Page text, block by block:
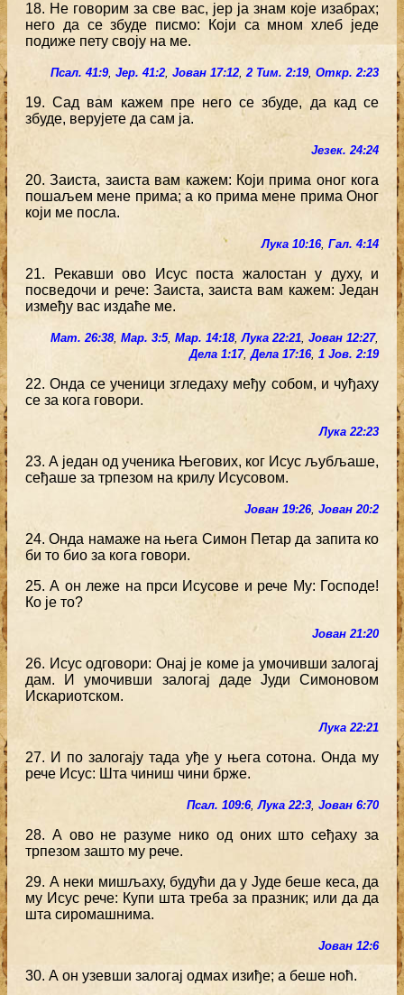
18. Не говорим за све вас, јер ја знам које изабрах;
него да се збуде писмо: Који са мном хлеб једе
подиже пету своју на ме.
Псал. 41:9, Јер. 41:2, Јован 17:12,2 Тим. 2:19, Откр. 2:23
19. Сад вам кажем пре него се збуде, да кад се
збуде, верујете да сам ја.
Језек. 24:24
20. Заиста, заиста вам кажем: Који прима оног кога
пошаљем мене прима; а ко прима мене прима Оног
који ме посла.
Лука 10:16, Гал. 4:14
21. Рекавши ово Исус поста жалостан у духу, и
посведочи и рече: Заиста, заиста вам кажем: Један
између вас издаће ме.
Мат. 26:38, Мар. 3:5, Мар. 14:18,Лука 22:21, Јован 12:27,
Дела 1:17,Дела 17:16, 1 Јов. 2:19
22. Онда се ученици згледаху међу собом, и чуђаху
се за кога говори.
Лука 22:23
23. А један од ученика Његових, ког Исус љубљаше,
сеђаше за трпезом на крилу Исусовом.
Јован 19:26, Јован 20:2
24. Онда намаже на њега Симон Петар да запита ко
би то био за кога говори.
25. А он леже на прси Исусове и рече Му: Господе!
Ко је то?
Јован 21:20
26. Исус одговори: Онај је коме ја умочивши залогај
дам. И умочивши залогај даде Јуди Симоновом
Искариотском.
Лука 22:21
27. И по залогају тада уђе у њега сотона. Онда му
рече Исус: Шта чиниш чини брже.
Псал. 109:6,Лука 22:3, Јован 6:70
28. А ово не разуме нико од оних што сеђаху за
трпезом зашто му рече.
29. А неки мишљаху, будући да у Јуде беше кеса, да
му Исус рече: Купи шта треба за празник; или да да
шта сиромашнима.
Јован 12:6
30. А он узевши залогај одмах изиђе; а беше ноћ.